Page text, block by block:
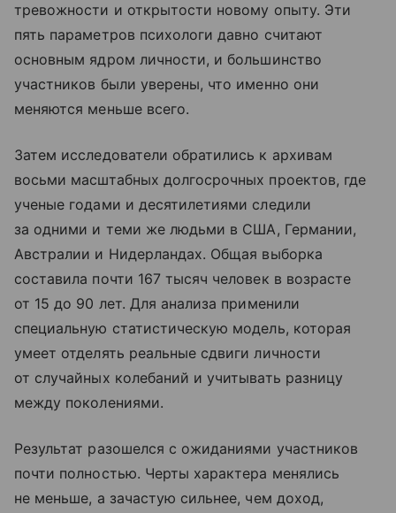
тревожности и открытости новому опыту. Эти
пять параметров психологи давно считают
основным ядром личности, и большинство
участников были уверены, что именно они
меняются меньше всего.
Затем исследователи обратились к архивам
восьми масштабных долгосрочных проектов, где
ученые годами и десятилетиями следили
за одними и теми же людьми в США, Германии,
Австралии и Нидерландах. Общая выборка
составила почти 167 тысяч человек в возрасте
от 15 до 90 лет. Для анализа применили
специальную статистическую модель, которая
умеет отделять реальные сдвиги личности
от случайных колебаний и учитывать разницу
между поколениями.
Результат разошелся с ожиданиями участников
почти полностью. Черты характера менялись
не меньше, а зачастую сильнее, чем доход,